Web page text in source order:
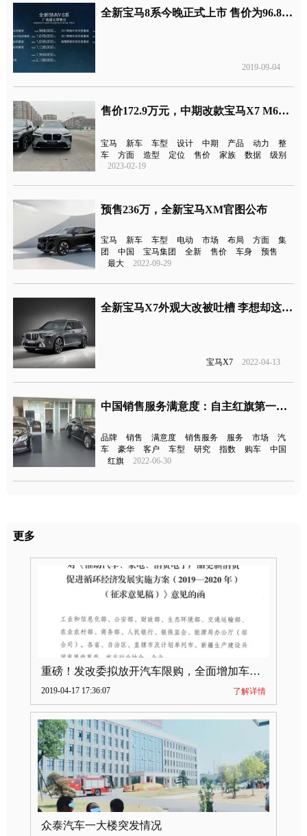
全新宝马8系今晚正式上市 售价为96.80-219.80万元
2019-09-04
售价172.9万元，中期改款宝马X7 M60i国内亮相
宝马 新车 车型 设计 中期 产品 动力
整
车
方面 造型 定位 售价 家族 数据
级别
2023-02-19
预售236万，全新宝马XM官图公布
宝马 新车 车型 电动 市场 布局 方面
集
团
中国 宝马集团 全新 售价 车身
预售
最大
2022-09-29
全新宝马X7外观大改被吐槽 李想却这样评价
宝马X7 2022-04-13
中国销售服务满意度：自主红旗第一，多品牌淡出市场
品牌 销售 满意度 销售服务 服务 市场
汽
车
豪华 客户 车型 研究 指数 购车
中国
红旗
2022-06-30
更多
重磅！发改委拟放开汽车限购，全面增加车牌指标
2019-04-17 17:36:07 了解详情
众泰汽车一大楼突发情况